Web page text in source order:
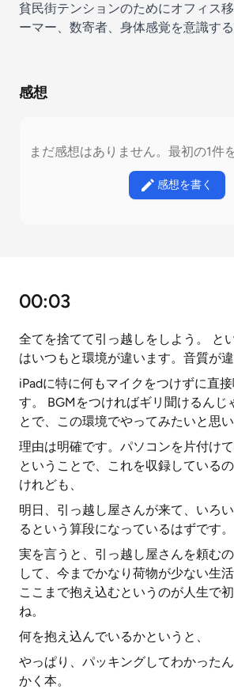
貧民街テンションのためにオフィス
ーマー、数寄者、身体感覚を意識す
感想
まだ感想はありません。最初の1件
感想を書く
00:03
全てを捨てて引っ越しをしよう。 と
はいつもと環境が違います。音質が違
iPadに特に何もマイクをつけずに直
す。 BGMをつければギリ聞けるんじ
とで、この環境でやってみたいと思い
理由は明確です。パソコンを片付けて
ということで、これを収録している
けれども、
明日、引っ越し屋さんが来て、いろ
るという算段になっているはずです。
実を言うと、引っ越し屋さんを頼む
して、今までかなり荷物が少ない生
ここまで抱え込むというのが人生で
ね。
何を抱え込んでいるかというと、
やっぱり、パッキングしてわかった
かく本。